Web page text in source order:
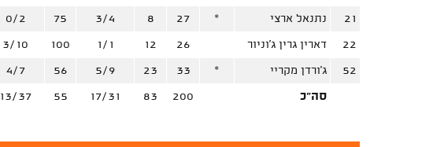
21 נתנאל ארצי *
27
8
3/4
75
0/2
22 דארין גרין ג'וניור 26
12
1/1
100
3/10
52 ג'ורדן מקריי *
33
23
5/9
56
4/7
סה"כ 200
83
17/31
55
13/37